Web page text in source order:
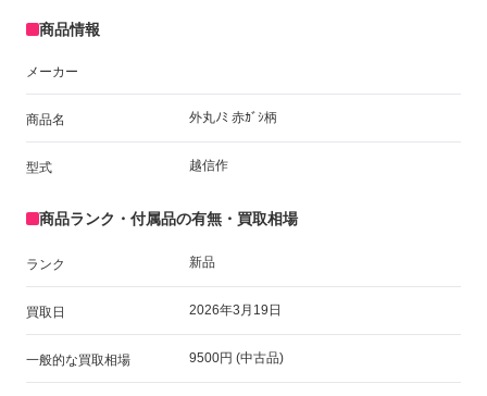
商品情報
メーカー
商品名 外丸ﾉﾐ 赤ｶﾞｼ柄
型式 越信作
商品ランク・付属品の有無・買取相場
ランク 新品
買取日 2026年3月19日
一般的な買取相場 9500円 (中古品)